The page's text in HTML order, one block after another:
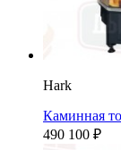
Hark
Каминная
490 100 ₽